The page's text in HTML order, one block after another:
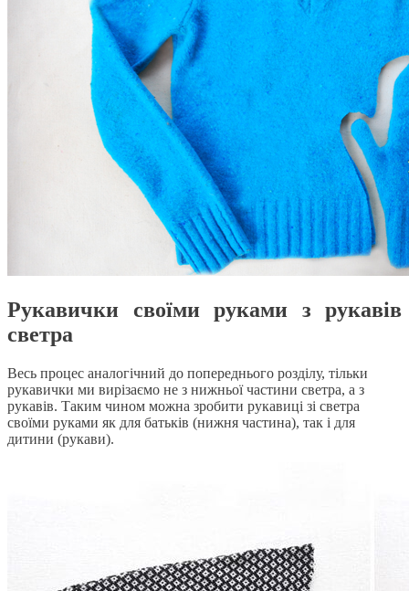
Рукавички своїми руками з рукавів
светра
Весь процес аналогічний до попереднього розділу, тільки
рукавички ми вирізаємо не з нижньої частини светра, а з
рукавів. Таким чином можна зробити рукавиці зі светра
своїми руками як для батьків (нижня частина), так і для
дитини (рукави).